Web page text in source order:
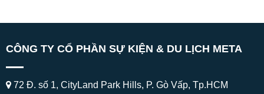
CÔNG TY CỔ PHẦN SỰ KIỆN & DU LỊCH META
72 Đ. số 1, CityLand Park Hills, P. Gò Vấp, Tp.HCM